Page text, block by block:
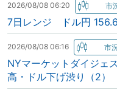
2026/08/08 06:20
7日レンジ ドル円
2026/08/08 06:16
NYマーケットダイジェ
高・ドル下げ渋り（2）